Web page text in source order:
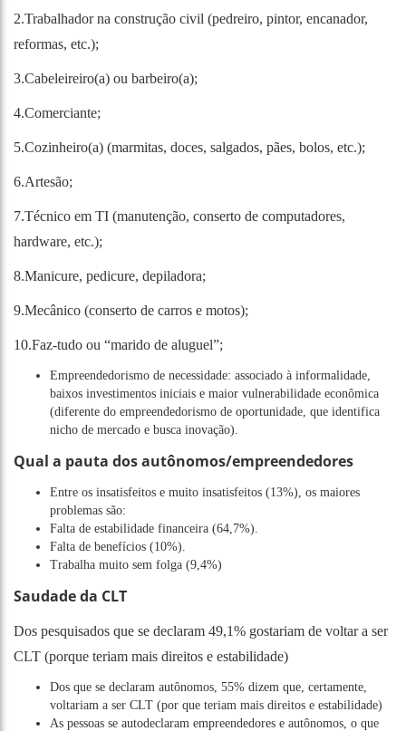
2.Trabalhador na construção civil (pedreiro, pintor, encanador,
reformas, etc.);
3.Cabeleireiro(a) ou barbeiro(a);
4.Comerciante;
5.Cozinheiro(a) (marmitas, doces, salgados, pães, bolos, etc.);
6.Artesão;
7.Técnico em TI (manutenção, conserto de computadores,
hardware, etc.);
8.Manicure, pedicure, depiladora;
9.Mecânico (conserto de carros e motos);
10.Faz-tudo ou “marido de aluguel”;
Empreendedorismo de necessidade: associado à informalidade,
baixos investimentos iniciais e maior vulnerabilidade econômica
(diferente do empreendedorismo de oportunidade, que identifica
nicho de mercado e busca inovação).
Qual a pauta dos autônomos/empreendedores
Entre os insatisfeitos e muito insatisfeitos (13%), os maiores
problemas são:
Falta de estabilidade financeira (64,7%).
Falta de benefícios (10%).
Trabalha muito sem folga (9,4%)
Saudade da CLT
Dos pesquisados que se declaram 49,1% gostariam de voltar a ser
CLT (porque teriam mais direitos e estabilidade)
Dos que se declaram autônomos, 55% dizem que, certamente,
voltariam a ser CLT (por que teriam mais direitos e estabilidade)
As pessoas se autodeclaram empreendedores e autônomos, o que